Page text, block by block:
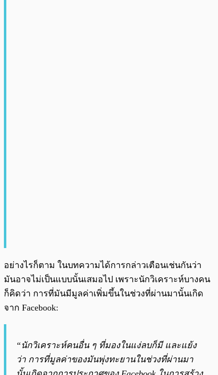
อย่างไรก็ตาม ในบทความได้การกล่าวเตือนเช่นกันว่า
มันอาจไม่เป็นแบบนั้นเสมอไป เพราะนักวิเคราะห์บางคน
ก็คิดว่า การที่มันมีมูลค่าเพิ่มขึ้นในช่วงที่ผ่านมานั้นเกิด
จาก Facebook:
“นักวิเคราะห์คนอื่น ๆ ที่มองในแง่ลบก็มี และแย้ง
ว่า การที่มูลค่าของมันพุ่งทะยานในช่วงที่ผ่านมา